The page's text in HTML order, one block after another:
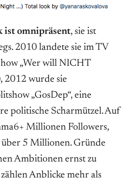
ist omnipräsent, sie ist
2010 landete sie im TV
„Wer will NICHT
2012 wurde sie
„GosDep“, eine
politische Scharmützel. Auf
Millionen Followers,
5 Millionen. Gründe
Ambitionen ernst zu
Anblicke mehr als